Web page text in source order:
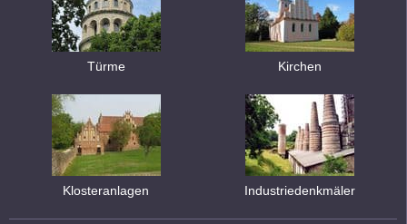
Türme Kirchen
Klosteranlagen Industriedenkmäler